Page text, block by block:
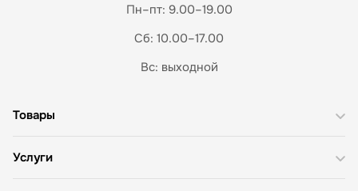
Пн–пт: 9.00–19.00
Сб: 10.00–17.00
Вс: выходной
Товары
Услуги